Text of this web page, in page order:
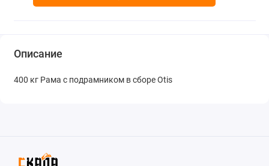
Описание
400 кг Рама с подрамником в сборе Otis